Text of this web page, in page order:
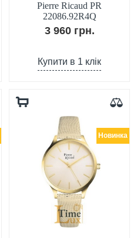
Pierre Ricaud PR
22086.92R4Q
3 960 грн.
Купити в 1 клік
Новинка